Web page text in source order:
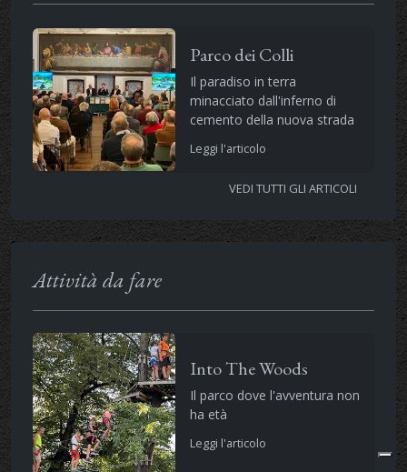
Parco dei Colli
Il paradiso in terra
minacciato dall'inferno di
cemento della nuova strada
Leggi l'articolo
VEDI TUTTI GLI ARTICOLI
Attività da fare
Into The Woods
Il parco dove l'avventura non
ha età
Leggi l'articolo